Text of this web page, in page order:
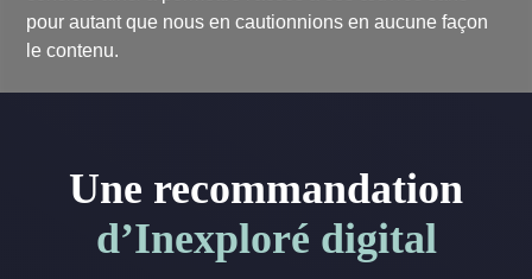
pour autant que nous en cautionnions en aucune façon
le contenu.
Une recommandation
d’Inexploré digital